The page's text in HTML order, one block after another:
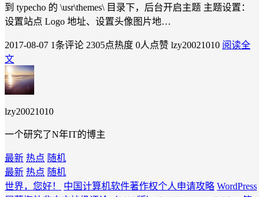
到 typecho 的 \usr\themes\ 目录下，后台开启主题 主题设置：
设置站点 Logo 地址、设置头像图片地…
2017-08-07 1条评论 2305点热度 0人点赞 lzy20021010 阅读全
文
lzy20021010
一个研究了N年IT的博主
最新 热点 随机
最新 热点 随机
世界，您好！
中国计算机软件著作权个人申请攻略 WordPress